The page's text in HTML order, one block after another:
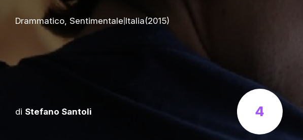
Drammatico, Sentimentale|Italia(2015)
di Stefano Santoli 4